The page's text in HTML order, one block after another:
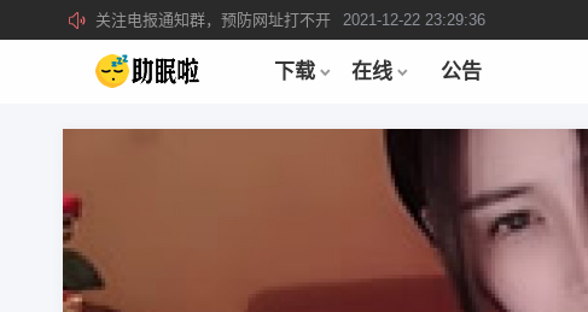
所有注册用户记得每日来签到领取积分。
2019-04-01 22:39:39
下载 在线 公告